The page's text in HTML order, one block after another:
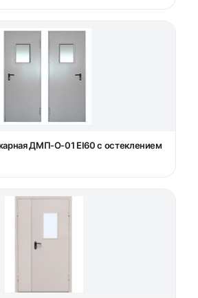
ДМП-О-01 EI60 с остеклением